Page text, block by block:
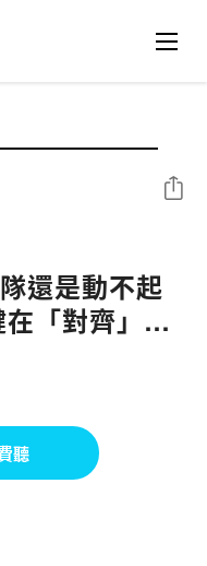
還是動不起
「對齊」！
話領導力】
分享
聽